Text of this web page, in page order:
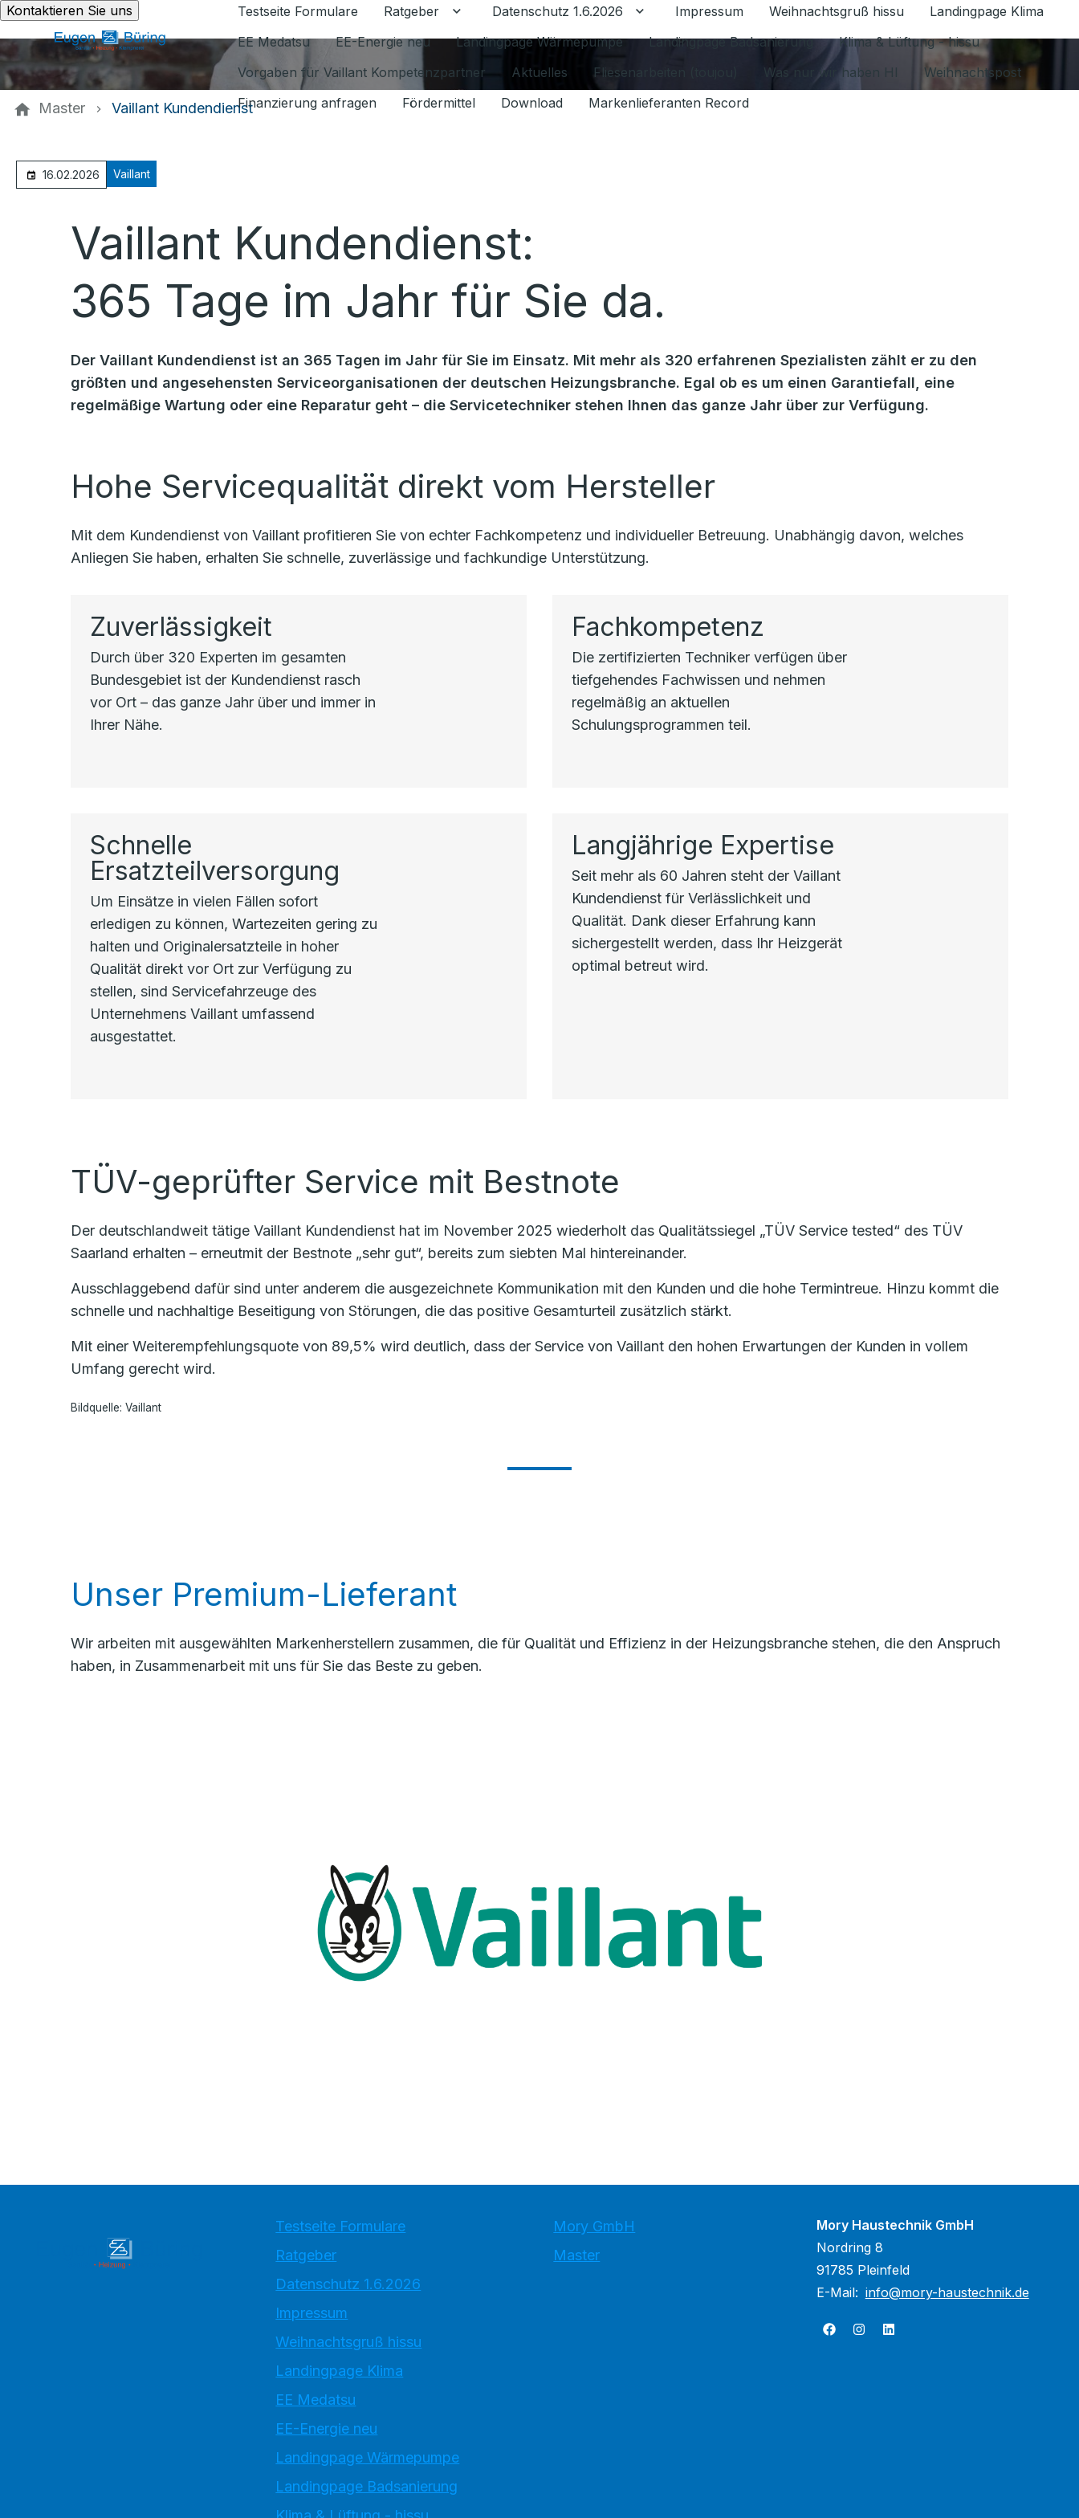
Kontaktieren Sie uns Testseite Formulare Ratgeber Untermenü für Ratgeber umschalten
Datenschutz 1.6.2026 Untermenü für Datenschutz 1.6.2026 umschalten
Impressum Weihnachtsgruß hissu
Landingpage Klima
EE Medatsu
EE-Energie neu Landingpage Wärmepumpe Landingpage Badsanierung
Klima & Lüftung - hissu
Vorgaben für Vaillant Kompetenzpartner
Aktuelles Fliesenarbeiten (toujou) Was nur wir haben HI
Weihnachtspost
Finanzierung anfragen
Fördermittel Download Markenlieferanten Record
Master Vaillant Kundendienst
16.02.2026 Vaillant
Vaillant Kundendienst:
365 Tage im Jahr für Sie da.
Der Vaillant Kundendienst ist an 365 Tagen im Jahr für Sie im Einsatz. Mit mehr als 320 erfahrenen Spezialisten zählt er zu den
größten und angesehensten Serviceorganisationen der deutschen Heizungsbranche. Egal ob es um einen Garantiefall, eine
regelmäßige Wartung oder eine Reparatur geht – die Servicetechniker stehen Ihnen das ganze Jahr über zur Verfügung.
Hohe Servicequalität direkt vom Hersteller
Mit dem Kundendienst von Vaillant profitieren Sie von echter Fachkompetenz und individueller Betreuung. Unabhängig davon, welches
Anliegen Sie haben, erhalten Sie schnelle, zuverlässige und fachkundige Unterstützung.
Zuverlässigkeit
Durch über 320 Experten im gesamten
Bundesgebiet ist der Kundendienst rasch
vor Ort – das ganze Jahr über und immer in
Ihrer Nähe.
Fachkompetenz
Die zertifizierten Techniker verfügen über
tiefgehendes Fachwissen und nehmen
regelmäßig an aktuellen
Schulungsprogrammen teil.
Schnelle
Ersatzteilversorgung
Um Einsätze in vielen Fällen sofort
erledigen zu können, Wartezeiten gering zu
halten und Originalersatzteile in hoher
Qualität direkt vor Ort zur Verfügung zu
stellen, sind Servicefahrzeuge des
Unternehmens Vaillant umfassend
ausgestattet.
Langjährige Expertise
Seit mehr als 60 Jahren steht der Vaillant
Kundendienst für Verlässlichkeit und
Qualität. Dank dieser Erfahrung kann
sichergestellt werden, dass Ihr Heizgerät
optimal betreut wird.
TÜV-geprüfter Service mit Bestnote
Der deutschlandweit tätige Vaillant Kundendienst hat im November 2025 wiederholt das Qualitätssiegel „TÜV Service tested“ des TÜV
Saarland erhalten – erneutmit der Bestnote „sehr gut“, bereits zum siebten Mal hintereinander.
Ausschlaggebend dafür sind unter anderem die ausgezeichnete Kommunikation mit den Kunden und die hohe Termintreue. Hinzu kommt die
schnelle und nachhaltige Beseitigung von Störungen, die das positive Gesamturteil zusätzlich stärkt.
Mit einer Weiterempfehlungsquote von 89,5% wird deutlich, dass der Service von Vaillant den hohen Erwartungen der Kunden in vollem
Umfang gerecht wird.
Bildquelle: Vaillant
Unser Premium-Lieferant
Wir arbeiten mit ausgewählten Markenherstellern zusammen, die für Qualität und Effizienz in der Heizungsbranche stehen, die den Anspruch
haben, in Zusammenarbeit mit uns für Sie das Beste zu geben.
Testseite Formulare
Ratgeber
Datenschutz 1.6.2026
Impressum
Weihnachtsgruß hissu
Landingpage Klima
EE Medatsu
EE-Energie neu
Landingpage Wärmepumpe
Landingpage Badsanierung
Mory GmbH
Master
Mory Haustechnik GmbH
Nordring 8
91785 Pleinfeld
E-Mail: info@mory-haustechnik.de